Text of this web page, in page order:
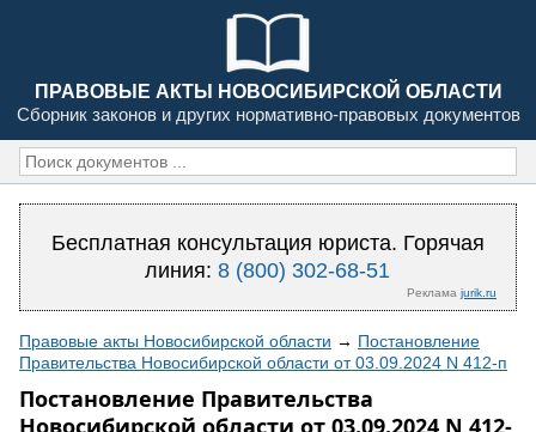
ПРАВОВЫЕ АКТЫ НОВОСИБИРСКОЙ ОБЛАСТИ
Сборник законов и других нормативно-правовых документов
Бесплатная консультация юриста. Горячая
линия:8 (800) 302-68-51
Реклама jurik.ru
Правовые акты Новосибирской области → Постановление
Правительства Новосибирской области от 03.09.2024 N 412-п
Постановление Правительства
Новосибирской области от 03.09.2024 N 412-